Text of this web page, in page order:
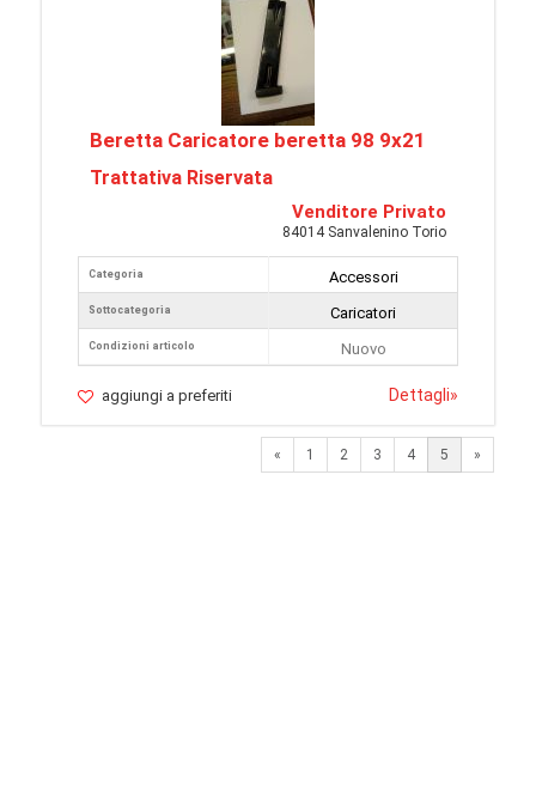
Beretta Caricatore beretta 98 9x21
Trattativa Riservata
Venditore Privato
84014 Sanvalenino Torio
Categoria
Sottocategoria
Condizioni articolo
Accessori
Caricatori
Nuovo
aggiungi a preferiti Dettagli»
« Previous
1 2 3 4 5 »